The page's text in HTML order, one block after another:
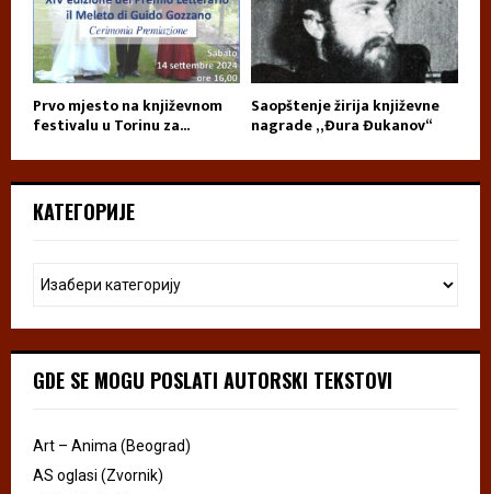
Prvo mjesto na književnom
festivalu u Torinu za...
Saopštenje žirija književne
nagrade „Đura Đukanov“
КАТЕГОРИЈЕ
GDE SE MOGU POSLATI AUTORSKI TEKSTOVI
Art – Anima (Beograd)
AS oglasi (Zvornik)